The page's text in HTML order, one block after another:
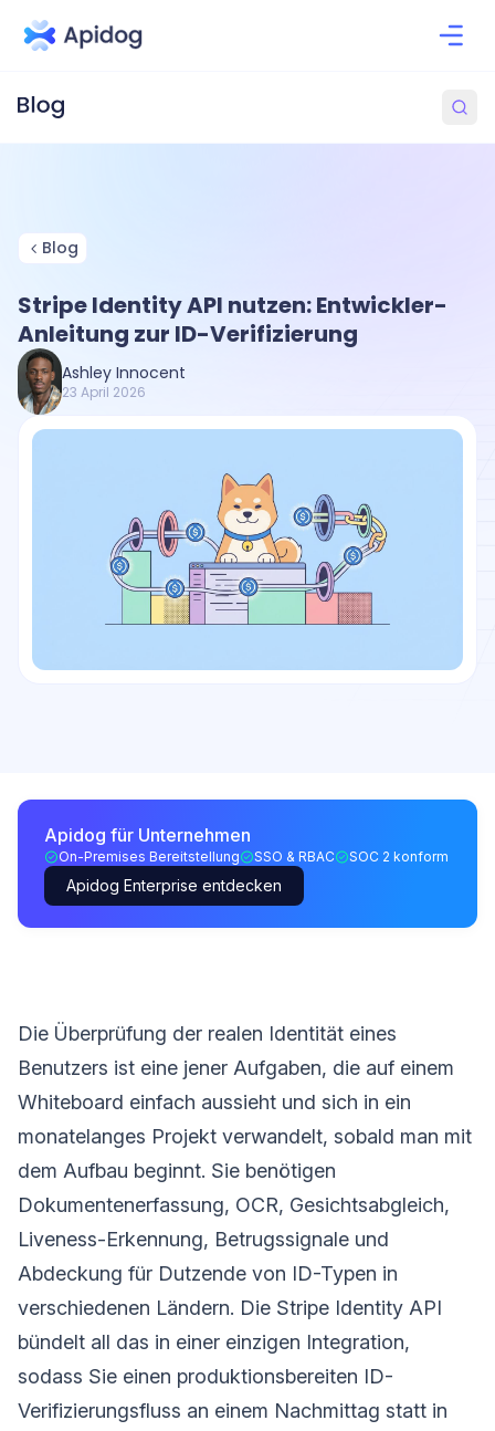
Blog
Stripe Identity API nutzen: Entwickler-
Anleitung zur ID-Verifizierung
Ashley Innocent
23 April 2026
Apidog für Unternehmen
On-Premises Bereitstellung SSO & RBAC SOC 2 konform
Apidog Enterprise entdecken
Die Überprüfung der realen Identität eines
Benutzers ist eine jener Aufgaben, die auf einem
Whiteboard einfach aussieht und sich in ein
monatelanges Projekt verwandelt, sobald man mit
dem Aufbau beginnt. Sie benötigen
Dokumentenerfassung, OCR, Gesichtsabgleich,
Liveness-Erkennung, Betrugssignale und
Abdeckung für Dutzende von ID-Typen in
verschiedenen Ländern. Die Stripe Identity API
bündelt all das in einer einzigen Integration,
sodass Sie einen produktionsbereiten ID-
Verifizierungsfluss an einem Nachmittag statt in